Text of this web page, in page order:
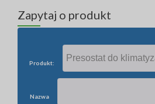
Zapytaj o produkt
Produkt:
Nazwa